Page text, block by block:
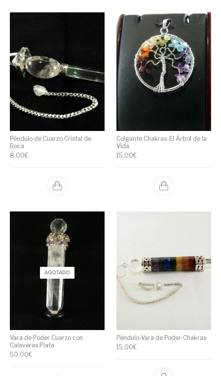
Péndulo de Cuarzo Cristal de
Roca
8,00€
Colgante Chakras-El Árbol de la
Vida
15,00€
AGOTADO
Vara de Poder Cuarzo con
Calaveras Plata
50,00€
Péndulo-Vara de Poder-Chakras
15,00€